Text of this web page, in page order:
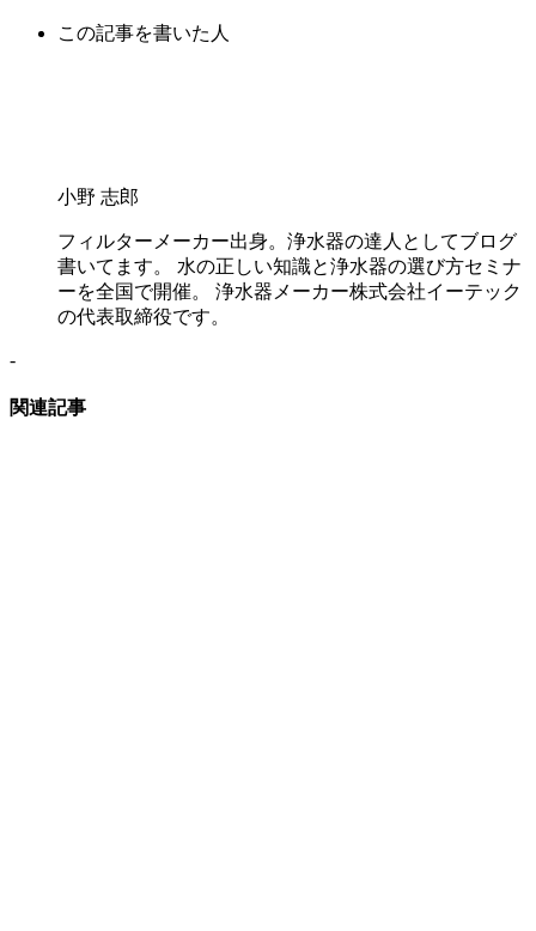
この記事を書いた人
小野 志郎
フィルターメーカー出身。浄水器の達人としてブログ
書いてます。 水の正しい知識と浄水器の選び方セミナ
ーを全国で開催。 浄水器メーカー株式会社イーテック
の代表取締役です。
-
関連記事